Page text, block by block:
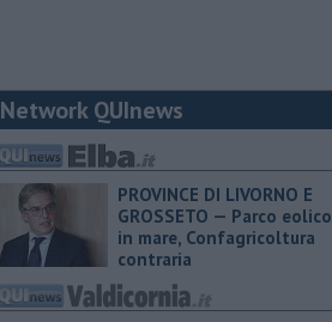
Network QUInews
PROVINCE DI LIVORNO E
GROSSETO — Parco eolico
in mare, Confagricoltura
contraria